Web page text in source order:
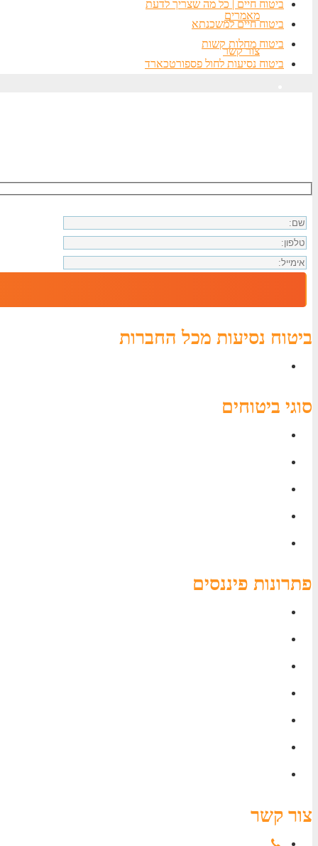
מאמרים
צור קשר
ביטוח חיים | כל מה שצריך לדעת
ביטוח חיים למשכנתא
ביטוח מחלות קשות
ביטוח נסיעות לחול פספורטכארד
ביטוח נסיעות מכל החברות
סוגי ביטוחים
פתרונות פיננסים
צור קשר